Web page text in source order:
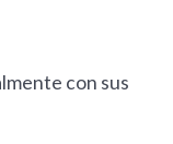
con sus